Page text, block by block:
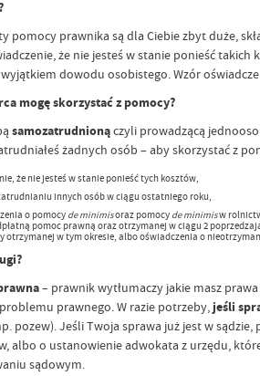
pomocy prawnika są dla Ciebie zbyt duże,
że nie jesteś w stanie ponieść takich
wyjątkiem dowodu osobistego. Wzór
mogę skorzystać z pomocy?
samozatrudnionączyli prowadzącą
żadnych osób – aby skorzystać z
że nie jesteś w stanie ponieść tych kosztów,
innych osób w ciągu ostatniego roku,
o pomocy de minimisoraz pomocy de minimisw
pomoc prawną oraz otrzymanej w ciągu 2
otrzymanej w tym okresie, albo oświadczenia o
– prawnik wytłumaczy jakie masz
prawnego. W razie potrzeby,jeśli
pozew). Jeśli Twoja sprawa już jest w
albo o ustanowienie adwokata z urzędu,
sądowym.